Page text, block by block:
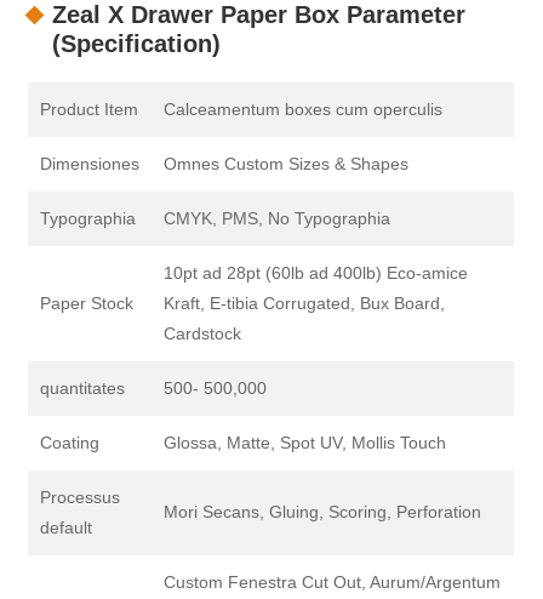
Zeal X Drawer Paper Box Parameter
(Specification)
Product Item Calceamentum boxes cum operculis
Dimensiones Omnes Custom Sizes & Shapes
Typographia CMYK, PMS, No Typographia
Paper Stock
10pt ad 28pt (60lb ad 400lb) Eco-amice
Kraft, E-tibia Corrugated, Bux Board,
Cardstock
quantitates 500- 500,000
Coating Glossa, Matte, Spot UV, Mollis Touch
Processus
default
Mori Secans, Gluing, Scoring, Perforation
Custom Fenestra Cut Out, Aurum/Argentum